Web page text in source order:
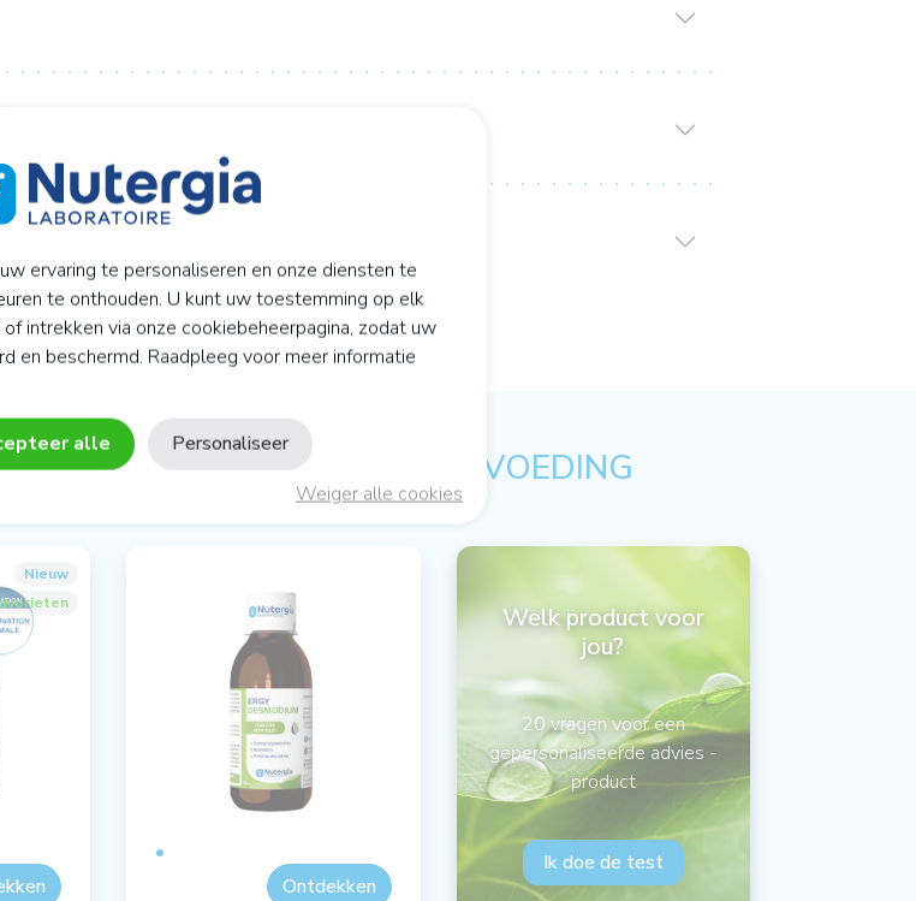
VAN ACTIEVE CELLULAIRE VOEDING
Nieuw
Ontdekken
Welk product voor
jou?
20 vragen voor een
gepersonaliseerde advies -
product
Ik doe de test
ervaring te personaliseren en onze diensten te
te onthouden. U kunt uw toestemming op elk
intrekken via onze cookiebeheerpagina, zodat uw
en beschermd. Raadpleeg voor meer informatie
alle
Weiger alle cookies
Personaliseer